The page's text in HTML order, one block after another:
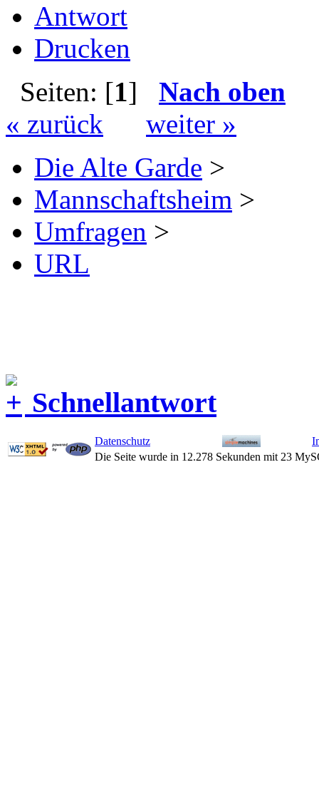
Antwort
Drucken
Seiten: [1] Nach oben
« zurück
weiter »
Die Alte Garde >
Mannschaftsheim >
Umfragen >
URL
Schnellantwort
Datenschutz
Die Seite wurde in 12.278 Sekunden mit 23